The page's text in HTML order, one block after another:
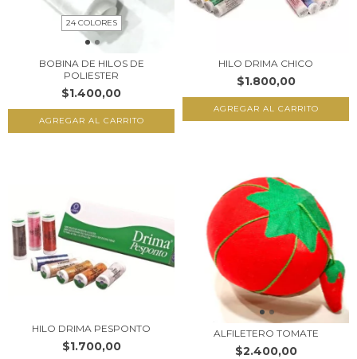
24 COLORES
BOBINA DE HILOS DE
POLIESTER
$1.400,00
AGREGAR AL CARRITO
HILO DRIMA CHICO
$1.800,00
HILO DRIMA PESPONTO
$1.700,00
ALFILETERO TOMATE
$2.400,00